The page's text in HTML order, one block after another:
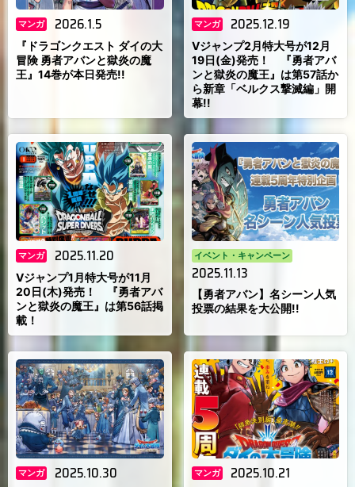
マンガ 2026.1.5
『ドラゴンクエスト ダイの大
冒険 勇者アバンと獄炎の魔
王』14巻が本日発売!!
マンガ 2025.12.19
Vジャンプ2月特大号が12月
19日(金)発売！ 『勇者アバ
ンと獄炎の魔王』は第57話か
ら新章「ベルクス撃滅編」開
幕!!
マンガ 2025.11.20
Vジャンプ1月特大号が11月
20日(木)発売！ 『勇者アバ
ンと獄炎の魔王』は第56話掲
載！
イベント・キャンペーン
2025.11.13
【勇者アバン】名シーン人気
投票の結果を大公開!!
マンガ 2025.10.30 マンガ 2025.10.21